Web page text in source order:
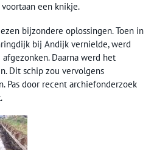
een knikje.
bijzondere oplossingen. Toen in
bij Andijk vernielde, werd
Daarna werd het
Dit schip zou vervolgens
Pas door recent archiefonderzoek